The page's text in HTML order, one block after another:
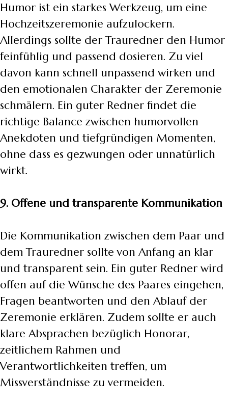
Humor ist ein starkes Werkzeug, um eine
Hochzeitszeremonie aufzulockern.
Allerdings sollte der Trauredner den Humor
feinfühlig und passend dosieren. Zu viel
davon kann schnell unpassend wirken und
den emotionalen Charakter der Zeremonie
schmälern. Ein guter Redner findet die
richtige Balance zwischen humorvollen
Anekdoten und tiefgründigen Momenten,
ohne dass es gezwungen oder unnatürlich
wirkt.
9. Offene und transparente Kommunikation
Die Kommunikation zwischen dem Paar und
dem Trauredner sollte von Anfang an klar
und transparent sein. Ein guter Redner wird
offen auf die Wünsche des Paares eingehen,
Fragen beantworten und den Ablauf der
Zeremonie erklären. Zudem sollte er auch
klare Absprachen bezüglich Honorar,
zeitlichem Rahmen und
Verantwortlichkeiten treffen, um
Missverständnisse zu vermeiden.